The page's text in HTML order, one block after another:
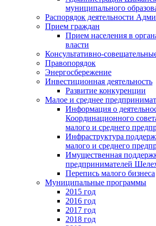
муниципального
Распорядок деятельности
Прием граждан
Прием населения в
власти
Консультативно-
Правопорядок
Энергосбережение
Инвестиционная деятельность
Развитие конкуренции
Малое и среднее
Информация о
Координационного
малого и среднего
Инфраструктура
малого и среднего
Имущественная
предпринимателей
Перепись малого бизнеса
Муниципальные программы
2015 год
2016 год
2017 год
2018 год